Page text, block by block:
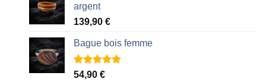
argent
139,90 €
Bague bois femme
Noté5.00
2
54,90 €